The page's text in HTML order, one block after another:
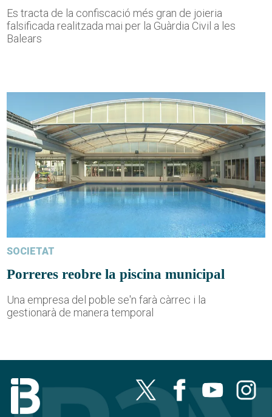
Es tracta de la confiscació més gran de joieria
falsificada realitzada mai per la Guàrdia Civil a les
Balears
SOCIETAT
Porreres reobre la piscina municipal
Una empresa del poble se'n farà càrrec i la
gestionarà de manera temporal